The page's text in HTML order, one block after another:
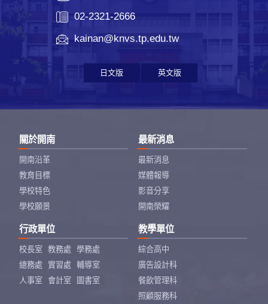
02-2321-2666
kainan@knvs.tp.edu.tw
日文版 英文版
關於開南
開南沿革
教育目標
學校特色
學校願景
最新消息
最新消息
媒體報導
影音分享
開南榮耀
行政單位
校長室 教務處
學務處
總務處
實習處
輔導室
人事室
會計室 圖書室
教學單位
綜合高中
廣告設計科
餐飲管理科
照顧服務科